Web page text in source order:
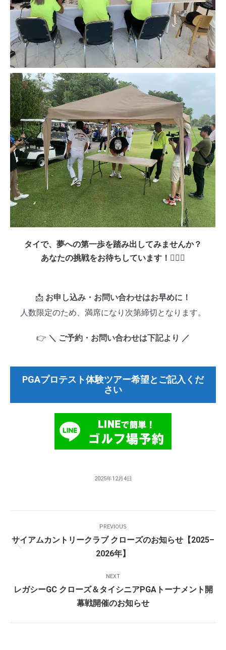
タイで、夢への第一歩を踏み出してみませんか？
あなたの挑戦をお待ちしています！🏌️‍♂️🔥
📩 お申し込み・お問い合わせはお早めに！
人数限定のため、満席になり次第締切となります。
👉 ＼ ご予約・お問い合わせは下記より ／
PGAプロテスト体験ツアー希望とご記入くだ
さい
2025年12月4日
PREVIOUS
Previous
サイアムカントリークラブ クローズのお知らせ【2025–
2026年】
NEXT
Next
レガシーGC クローズ＆タイシニアPGAトーナメント開
幕戦開催のお知らせ